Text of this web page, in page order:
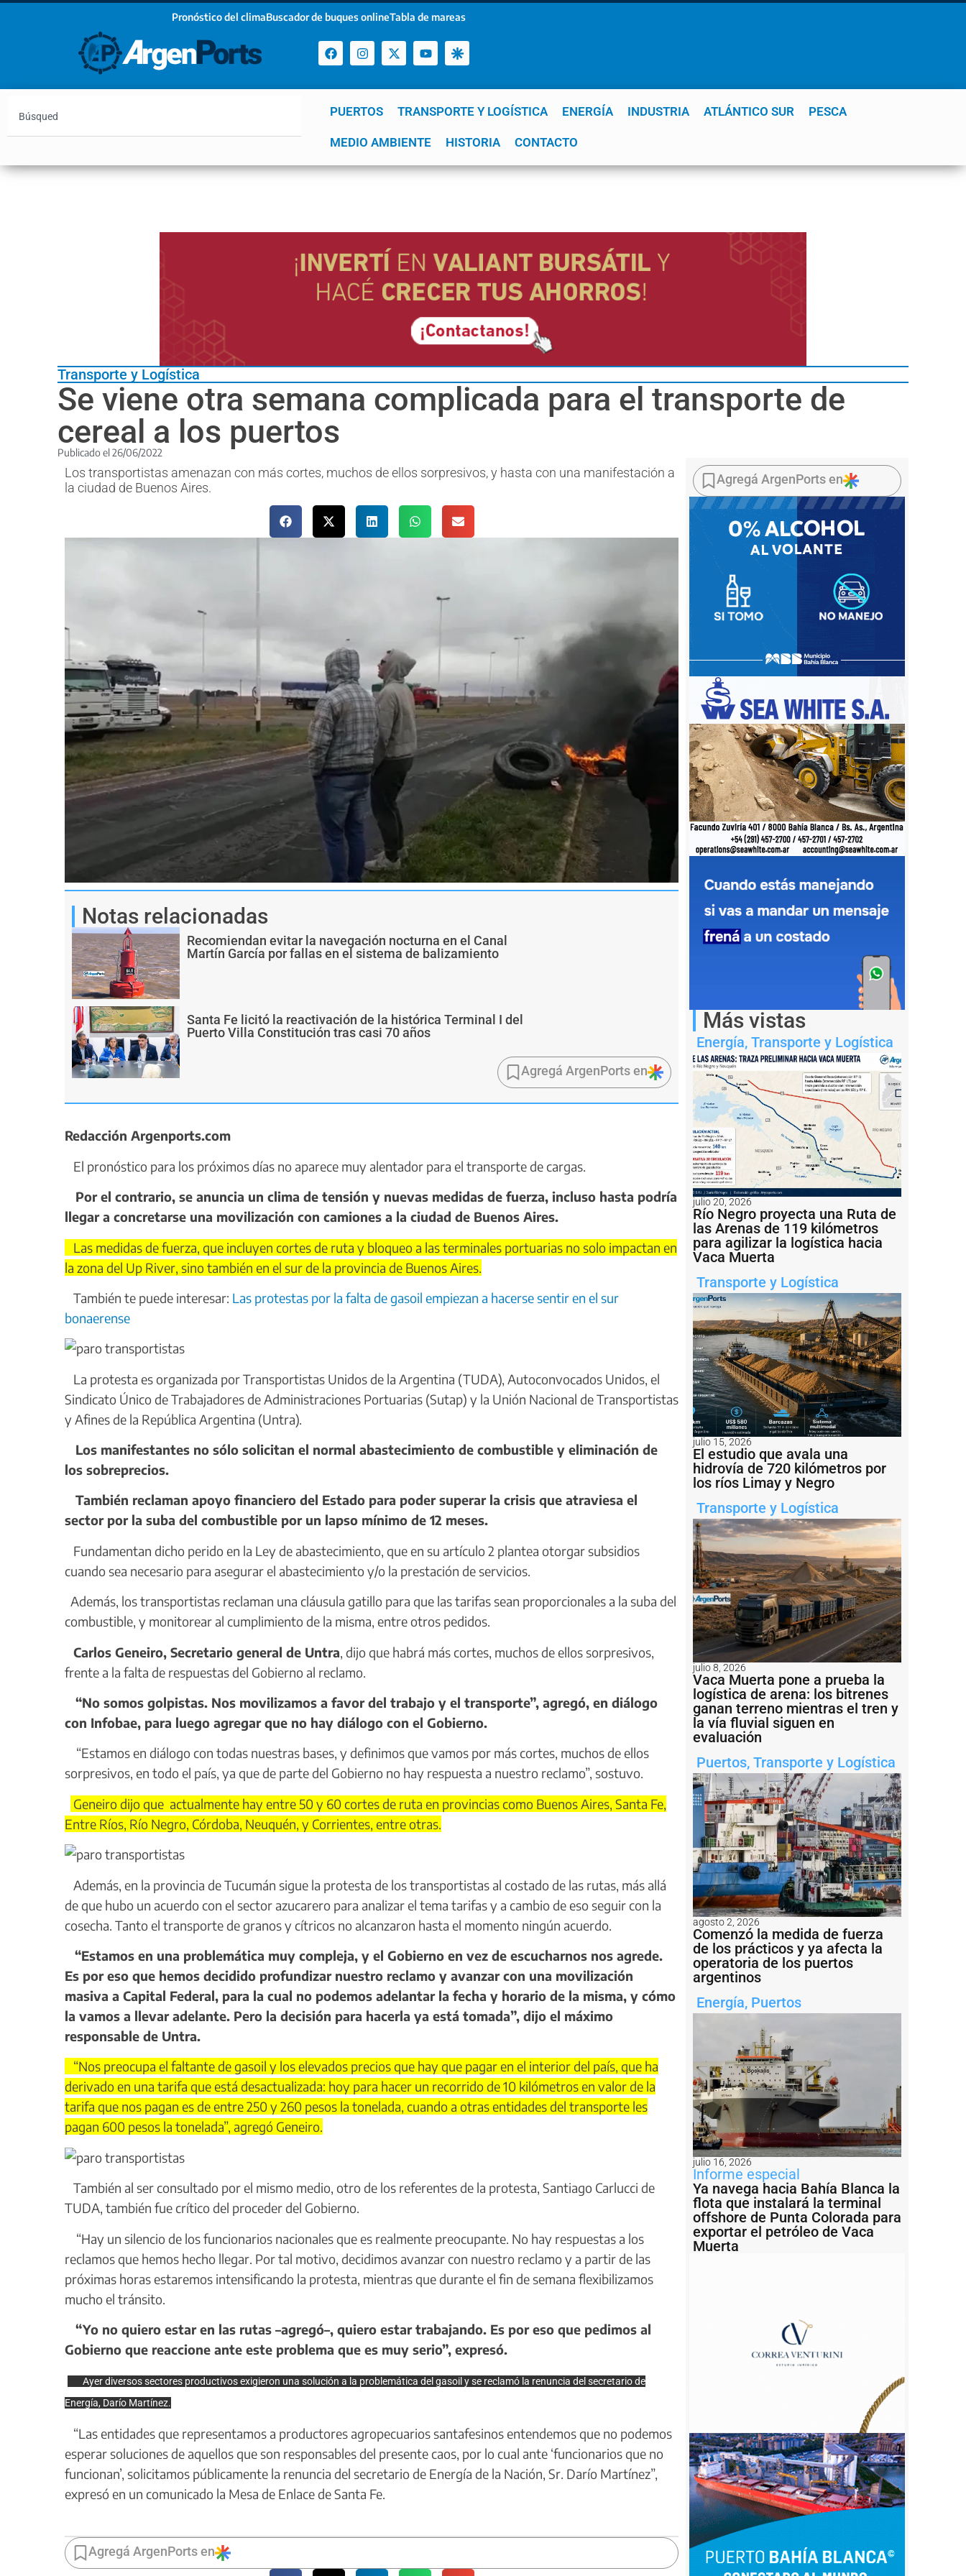
Pronóstico del climaBuscador de buques onlineTabla de mareas
PUERTOS TRANSPORTE Y LOGÍSTICA ENERGÍA INDUSTRIA ATLÁNTICO SUR PESCA
MEDIO AMBIENTE HISTORIA CONTACTO
YPF GNL Mar del Plata Patagonia Quequén
Transporte y Logística
Se viene otra semana complicada para el transporte de
cereal a los puertos
Publicado el 26/06/2022
Los transportistas amenazan con más cortes, muchos de ellos sorpresivos, y hasta con una manifestación a
la ciudad de Buenos Aires.
Notas relacionadas
Recomiendan evitar la navegación nocturna en el Canal
Martín García por fallas en el sistema de balizamiento
Santa Fe licitó la reactivación de la histórica Terminal I del
Puerto Villa Constitución tras casi 70 años
Agregá ArgenPorts en
Redacción Argenports.com
El pronóstico para los próximos días no aparece muy alentador para el transporte de cargas.
Por el contrario, se anuncia un clima de tensión y nuevas medidas de fuerza, incluso hasta podría
llegar a concretarse una movilización con camiones a la ciudad de Buenos Aires.
Las medidas de fuerza, que incluyen cortes de ruta y bloqueo a las terminales portuarias no solo impactan en
la zona del Up River, sino también en el sur de la provincia de Buenos Aires.
También te puede interesar: Las protestas por la falta de gasoil empiezan a hacerse sentir en el sur
bonaerense
La protesta es organizada por Transportistas Unidos de la Argentina (TUDA), Autoconvocados Unidos, el
Sindicato Único de Trabajadores de Administraciones Portuarias (Sutap) y la Unión Nacional de Transportistas
y Afines de la República Argentina (Untra).
Los manifestantes no sólo solicitan el normal abastecimiento de combustible y eliminación de
los sobreprecios.
También reclaman apoyo financiero del Estado para poder superar la crisis que atraviesa el
sector por la suba del combustible por un lapso mínimo de 12 meses.
Fundamentan dicho perido en la Ley de abastecimiento, que en su artículo 2 plantea otorgar subsidios
cuando sea necesario para asegurar el abastecimiento y/o la prestación de servicios.
Además, los transportistas reclaman una cláusula gatillo para que las tarifas sean proporcionales a la suba del
combustible, y monitorear al cumplimiento de la misma, entre otros pedidos.
Carlos Geneiro, Secretario general de Untra, dijo que habrá más cortes, muchos de ellos sorpresivos,
frente a la falta de respuestas del Gobierno al reclamo.
“No somos golpistas. Nos movilizamos a favor del trabajo y el transporte”, agregó, en diálogo
con Infobae, para luego agregar que no hay diálogo con el Gobierno.
“Estamos en diálogo con todas nuestras bases, y definimos que vamos por más cortes, muchos de ellos
sorpresivos, en todo el país, ya que de parte del Gobierno no hay respuesta a nuestro reclamo”, sostuvo.
Geneiro dijo que actualmente hay entre 50 y 60 cortes de ruta en provincias como Buenos Aires, Santa Fe,
Entre Ríos, Río Negro, Córdoba, Neuquén, y Corrientes, entre otras.
Además, en la provincia de Tucumán sigue la protesta de los transportistas al costado de las rutas, más allá
de que hubo un acuerdo con el sector azucarero para analizar el tema tarifas y a cambio de eso seguir con la
cosecha. Tanto el transporte de granos y cítricos no alcanzaron hasta el momento ningún acuerdo.
“Estamos en una problemática muy compleja, y el Gobierno en vez de escucharnos nos agrede.
Es por eso que hemos decidido profundizar nuestro reclamo y avanzar con una movilización
masiva a Capital Federal, para la cual no podemos adelantar la fecha y horario de la misma, y cómo
la vamos a llevar adelante. Pero la decisión para hacerla ya está tomada”, dijo el máximo
responsable de Untra.
“Nos preocupa el faltante de gasoil y los elevados precios que hay que pagar en el interior del país, que ha
derivado en una tarifa que está desactualizada: hoy para hacer un recorrido de 10 kilómetros en valor de la
tarifa que nos pagan es de entre 250 y 260 pesos la tonelada, cuando a otras entidades del transporte les
pagan 600 pesos la tonelada”, agregó Geneiro.
También al ser consultado por el mismo medio, otro de los referentes de la protesta, Santiago Carlucci de
TUDA, también fue crítico del proceder del Gobierno.
“Hay un silencio de los funcionarios nacionales que es realmente preocupante. No hay respuestas a los
reclamos que hemos hecho llegar. Por tal motivo, decidimos avanzar con nuestro reclamo y a partir de las
próximas horas estaremos intensificando la protesta, mientras que durante el fin de semana flexibilizamos
mucho el tránsito.
“Yo no quiero estar en las rutas –agregó–, quiero estar trabajando. Es por eso que pedimos al
Gobierno que reaccione ante este problema que es muy serio”, expresó.
Ayer diversos sectores productivos exigieron una solución a la problemática del gasoil y se reclamó la renuncia del secretario de
Energía, Darío Martínez.
“Las entidades que representamos a productores agropecuarios santafesinos entendemos que no podemos
esperar soluciones de aquellos que son responsables del presente caos, por lo cual ante ‘funcionarios que no
funcionan’, solicitamos públicamente la renuncia del secretario de Energía de la Nación, Sr. Darío Martínez”,
expresó en un comunicado la Mesa de Enlace de Santa Fe.
Agregá ArgenPorts en
Agregá ArgenPorts en
Más vistas
Energía, Transporte y Logística
julio 20, 2026
Río Negro proyecta una Ruta de
las Arenas de 119 kilómetros
para agilizar la logística hacia
Vaca Muerta
Transporte y Logística
julio 15, 2026
El estudio que avala una
hidrovía de 720 kilómetros por
los ríos Limay y Negro
Transporte y Logística
julio 8, 2026
Vaca Muerta pone a prueba la
logística de arena: los bitrenes
ganan terreno mientras el tren y
la vía fluvial siguen en
evaluación
Puertos, Transporte y Logística
agosto 2, 2026
Comenzó la medida de fuerza
de los prácticos y ya afecta la
operatoria de los puertos
argentinos
Energía, Puertos
julio 16, 2026
Informe especial
Ya navega hacia Bahía Blanca la
flota que instalará la terminal
offshore de Punta Colorada para
exportar el petróleo de Vaca
Muerta
¡Sumate a nuestro Newsletter!
Email
Estoy de acuerdo con las condiciones y políticas de